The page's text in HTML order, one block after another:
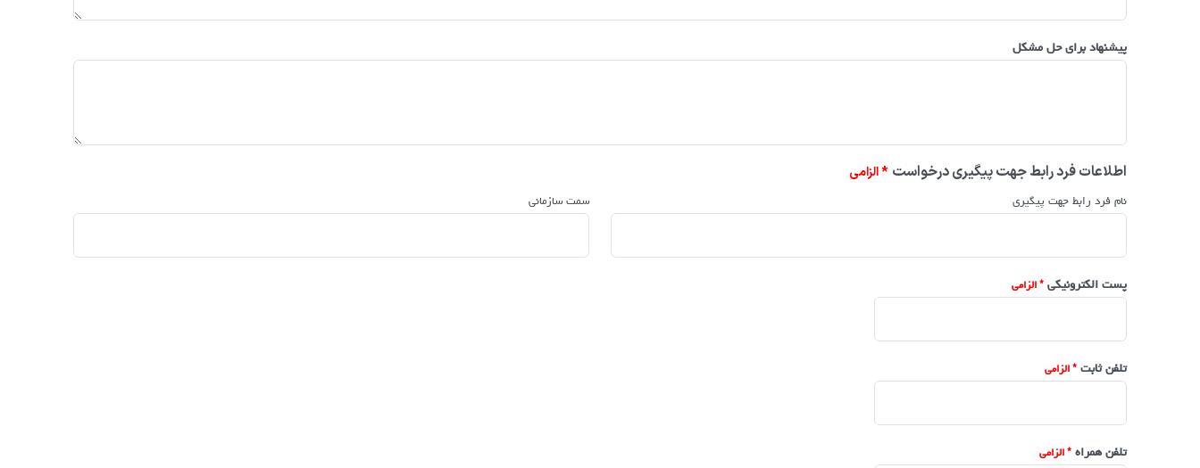
پیشنهاد برای حل مشکل
اطلاعات فرد رابط جهت پیگیری درخواست
نام فرد رابط جهت پیگیری
سمت سازمانی
پست الکترونیکی
تلفن ثابت
تلفن همراه